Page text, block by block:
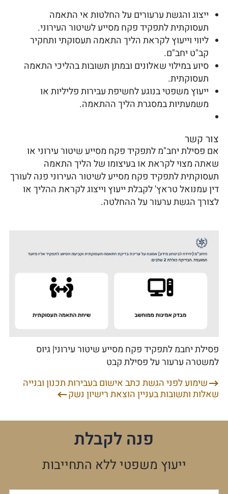
ייצוג והגשת ערעורים על החלטות אי התאמה
תעסוקתית לתפקיד פקח מסייע לשיטור העירוני.
ליווי וייעוץ לקראת הליך התאמה תעסוקתי ותחקיר
קב"ט יחב"ם.
סיוע במילוי שאלונים ובמתן תשובות בהליכי התאמה
תעסוקתית.
ייעוץ משפטי בנוגע לחשיפת עבירות פליליות או
משמעתיות במסגרת הליך ההתאמה.
צור קשר
אם פסילת יחב"מ לתפקיד פקח מסייע שיטור עירוני או
שאתה מצוי לקראת או בעיצומו של הליך התאמה
תעסוקתית לתפקיד פקח מסייע לשיטור העירוני פנה לעורך
דין עמנואל טראץ' לקבלת ייעוץ וייצוג לקראת ההליך או
לצורך הגשת ערעור על ההחלטה.
פסילת יחבמ לתפקיד פקח מסייע שיטור עירוני| גיוס
למשטרה ערעור על פסילת קבט
ניווטשימוע לפני הגשת כתב אישום בעבירות תכנון ובנייה
שאלות ותשובות בעניין הוצאת רישיון נשק
פנה לקבלת
ייעוץ משפטי ללא התחייבות